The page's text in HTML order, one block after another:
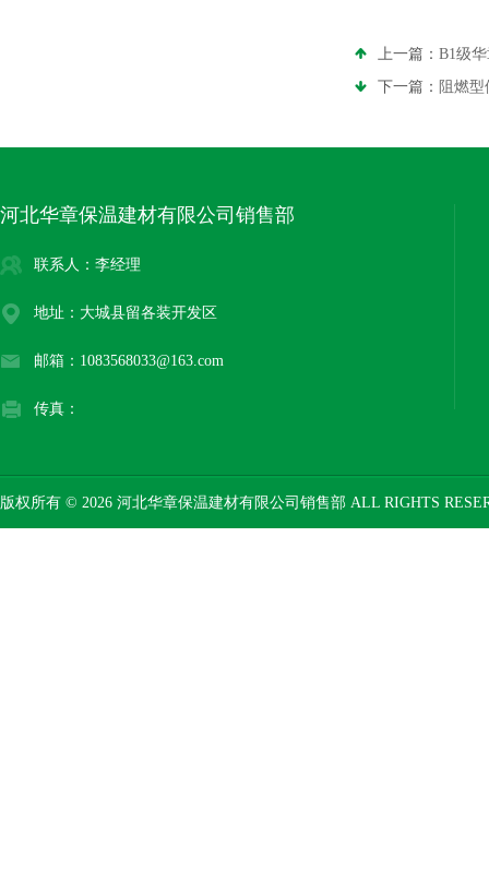
上一篇： B1级
下一篇： 阻燃
河北华章保温建材有限公司销售部
联系人：李经理
地址：大城县留各装开发区
邮箱：1083568033@163.com
传真：
版权所有 © 2026 河北华章保温建材有限公司销售部 ALL RIGHTS